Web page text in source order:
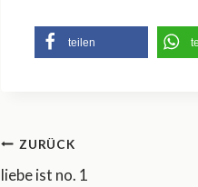
teilen
ZURÜCK
liebe ist no. 1